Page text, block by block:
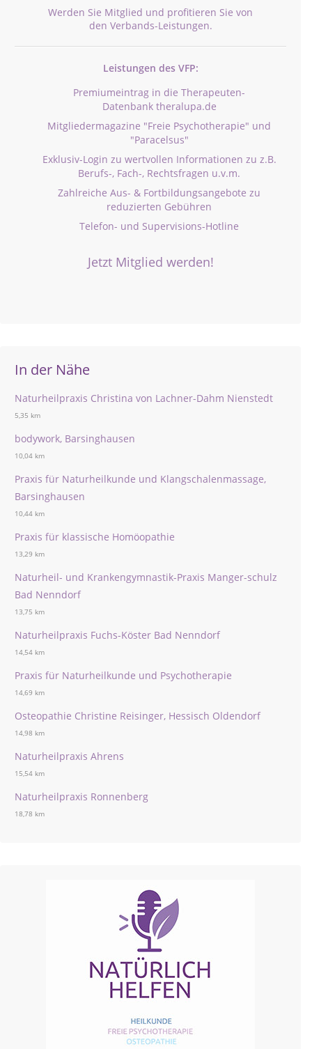
Werden Sie Mitglied und profitieren Sie von
den Verbands-Leistungen.
Leistungen des VFP:
Premiumeintrag in die Therapeuten-
Datenbank theralupa.de
Mitgliedermagazine "Freie Psychotherapie" und
"Paracelsus"
Exklusiv-Login zu wertvollen Informationen zu z.B.
Berufs-, Fach-, Rechtsfragen u.v.m.
Zahlreiche Aus- & Fortbildungsangebote zu
reduzierten Gebühren
Telefon- und Supervisions-Hotline
Jetzt Mitglied werden!
In der Nähe
Naturheilpraxis Christina von Lachner-Dahm Nienstedt
5,35 km
bodywork, Barsinghausen
10,04 km
Praxis für Naturheilkunde und Klangschalenmassage,
Barsinghausen
10,44 km
Praxis für klassische Homöopathie
13,29 km
Naturheil- und Krankengymnastik-Praxis Manger-schulz
Bad Nenndorf
13,75 km
Naturheilpraxis Fuchs-Köster Bad Nenndorf
14,54 km
Praxis für Naturheilkunde und Psychotherapie
14,69 km
Osteopathie Christine Reisinger, Hessisch Oldendorf
14,98 km
Naturheilpraxis Ahrens
15,54 km
Naturheilpraxis Ronnenberg
18,78 km